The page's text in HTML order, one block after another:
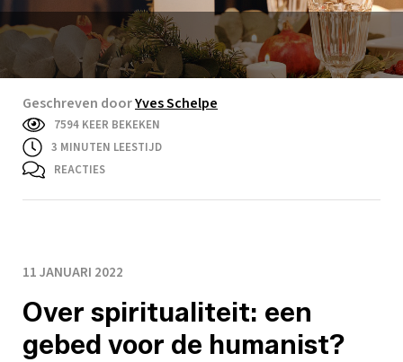
Geschreven doorYves Schelpe
7594 KEER BEKEKEN
3 MINUTEN LEESTIJD
REACTIES
11 JANUARI 2022
Over spiritualiteit: een
gebed voor de humanist?